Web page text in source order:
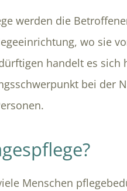
werden die
wo sie
handelt es
bei der
Menschen